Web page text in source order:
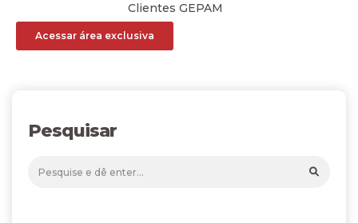
Clientes GEPAM
Acessar área exclusiva
Pesquisar